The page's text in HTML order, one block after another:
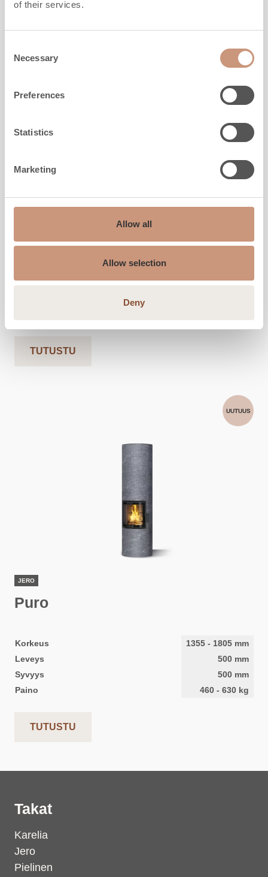
of their services.
Selection
Necessary
Preferences
Statistics
Marketing
Allow all
Allow selection
Deny
Leveys
520mm
TUTUSTU
UUTUUS
JERO
Puro
Korkeus 1355 - 1805 mm
Leveys
500 mm
Syvyys
500 mm
Paino
460 - 630 kg
TUTUSTU
Takat
Karelia
Jero
Pielinen